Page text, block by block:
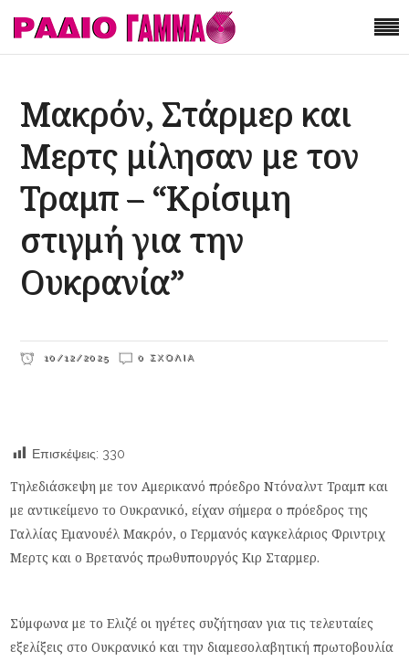
Μακρόν, Στάρμερ και
Μερτς μίλησαν με τον
Τραμπ – “Κρίσιμη
στιγμή για την
Ουκρανία”
10/12/2025 0 ΣΧΌΛΙΑ
Επισκέψεις: 330
Τηλεδιάσκεψη με τον Αμερικανό πρόεδρο Ντόναλντ Τραμπ και
με αντικείμενο το Ουκρανικό, είχαν σήμερα ο πρόεδρος της
Γαλλίας Εμανουέλ Μακρόν, ο Γερμανός καγκελάριος Φριντριχ
Μερτς και ο Βρετανός πρωθυπουργός Κιρ Σταρμερ.
Σύμφωνα με το Ελιζέ οι ηγέτες συζήτησαν για τις τελευταίες
εξελίξεις στο Ουκρανικό και την διαμεσολαβητική πρωτοβουλία